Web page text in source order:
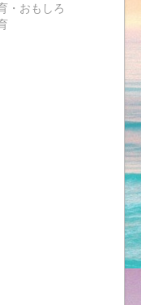
・おもしろ